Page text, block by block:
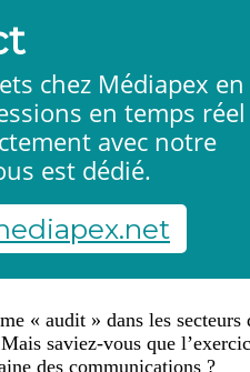
« audit » dans les secteurs
saviez-vous que
des communications ?
chez Médiapex en
en temps
avec notre
est dédié.